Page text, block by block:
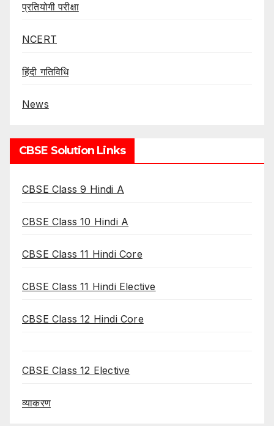
प्रतियोगी परीक्षा
NCERT
हिंदी गतिविधि
News
CBSE Solution Links
CBSE Class 9 Hindi A
CBSE Class 10 Hindi A
CBSE Class 11 Hindi Core
CBSE Class 11 Hindi Elective
CBSE Class 12 Hindi Core
CBSE Class 12 Elective
व्याकरण